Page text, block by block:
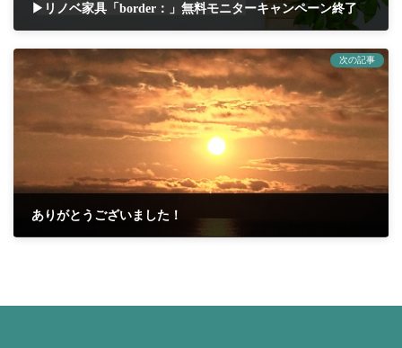
▶リノベ家具「border：」無料モニターキャンペーン終了
次の記事
ありがとうございました！